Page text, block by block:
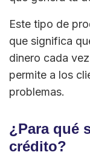
Este tipo de
que significa
dinero cada
permite a los
problemas.
¿Para qué
crédito?